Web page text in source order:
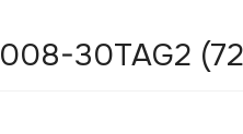
30TAG2